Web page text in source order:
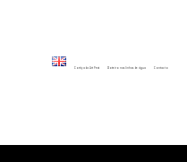
Cortiçada Art Fest Roteiro nas linhas de água Contacto